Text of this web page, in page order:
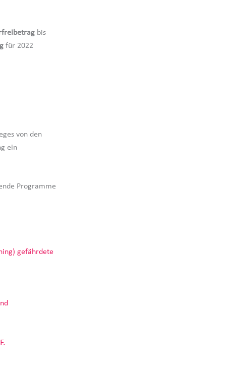
bis
für 2022
von den
ein
Programme
gefährdete